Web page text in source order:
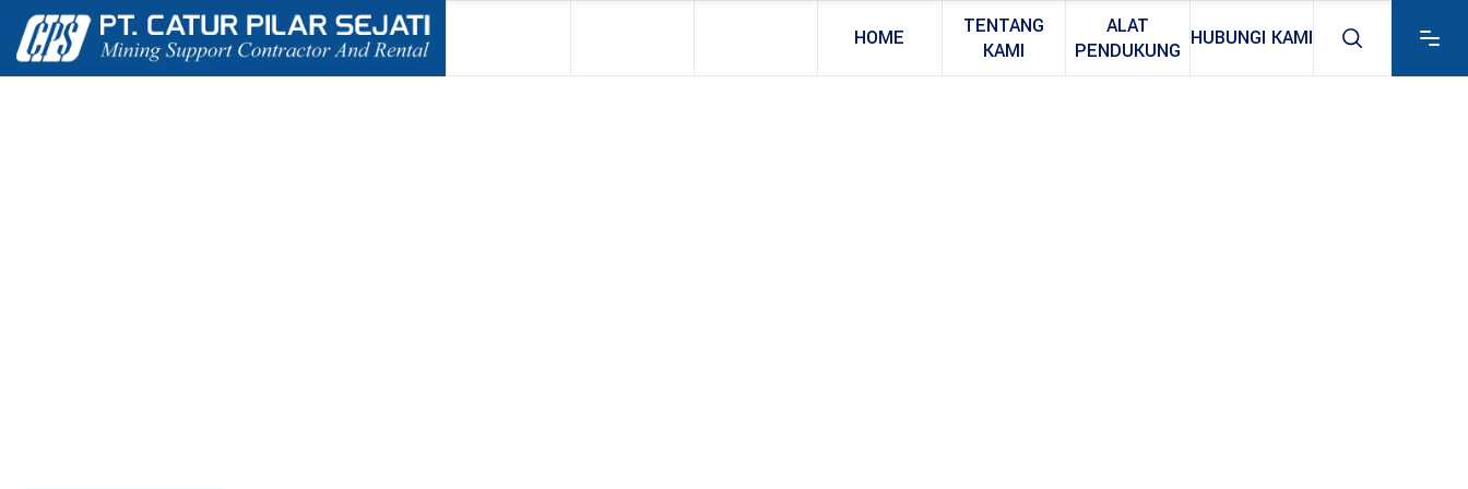
HOME
TENTANG
KAMI
ALAT
PENDUKUNG
HUBUNGI KAMI